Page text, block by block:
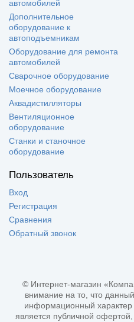
автомобилей
Дополнительное
оборудование к
автоподъемникам
Оборудование для ремонта
автомобилей
Сварочное оборудование
Моечное оборудование
Аквадистилляторы
Вентиляционное
оборудование
Станки и станочное
оборудование
Пользователь
Вход
Регистрация
Сравнения
Обратный звонок
© Интернет-магазин
внимание на то, что
информационный характер
является публичной